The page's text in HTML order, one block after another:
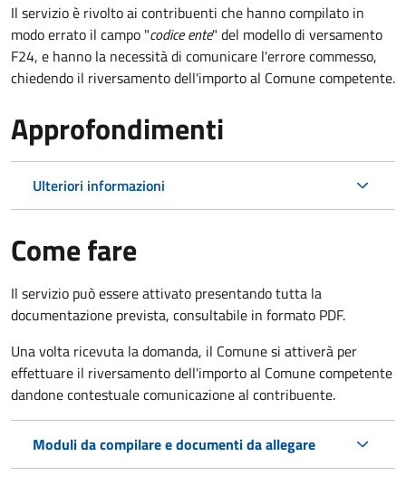
Il servizio è rivolto ai contribuenti che hanno compilato in
modo errato il campo "codice ente" del modello di versamento
F24, e hanno la necessità di comunicare l'errore commesso,
chiedendo il riversamento dell'importo al Comune competente.
Approfondimenti
Ulteriori informazioni
Come fare
Il servizio può essere attivato presentando tutta la
documentazione prevista, consultabile in formato PDF.
Una volta ricevuta la domanda, il Comune si attiverà per
effettuare il riversamento dell'importo al Comune competente
dandone contestuale comunicazione al contribuente.
Moduli da compilare e documenti da allegare